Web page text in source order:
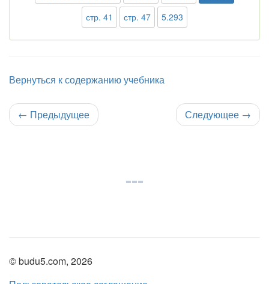
стр. 41
стр. 47 5.293
Вернуться к содержанию учебника
← Предыдущее Следующее →
© budu5.com, 2026